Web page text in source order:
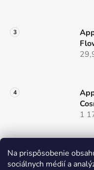
Na prispôsobenie
sociálnych médií a
1
12/